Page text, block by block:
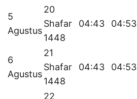
5
Agustus
20
Shafar
1448
04:43 04:53
6
Agustus
21
Shafar
1448
04:43 04:53
22